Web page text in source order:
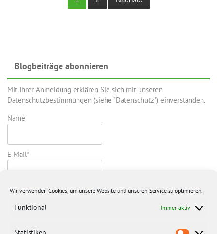
Wir verwenden Cookies, um unsere Website und unseren Service zu optimieren.
Funktional Immer aktiv
Statistiken
Blogbeiträge abonnieren
Mit Ihrer Anmeldung erklären Sie sich mit unseren
Datenschutzbestimmungen (siehe "Datenschutz") einverstanden.
Name
E-Mail*